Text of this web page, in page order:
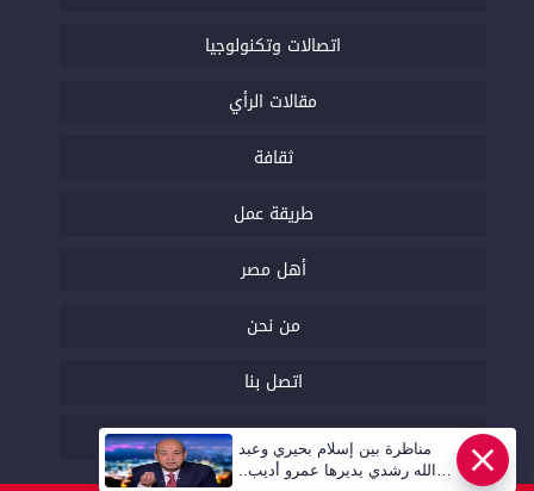
اتصالات وتكنولوجيا
مقالات الرأي
ثقافة
طريقة عمل
أهل مصر
من نحن
اتصل بنا
السياسة التحريرية
عاجل
مناظرة بين إسلام بحيري وعبد
الله رشدي يديرها عمرو أديب..